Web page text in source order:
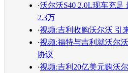
·沃尔沃S40 2.0L现车充足
2.3万
·视频:吉利收购沃尔沃 引
·视频:福特与吉利就沃尔
协议
·视频:吉利20亿美元购沃